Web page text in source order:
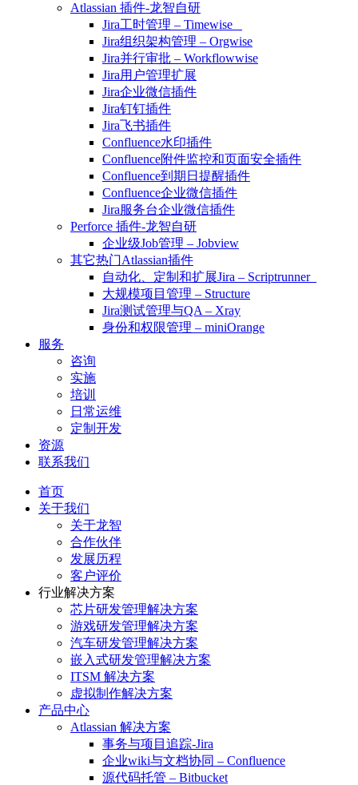
Atlassian 插件-龙智自研
Jira工时管理 – Timewise
Jira组织架构管理 – Orgwise
Jira并行审批 – Workflowwise
Jira用户管理扩展
Jira企业微信插件
Jira钉钉插件
Jira飞书插件
Confluence水印插件
Confluence附件监控和页面安全插件
Confluence到期日提醒插件
Confluence企业微信插件
Jira服务台企业微信插件
Perforce 插件-龙智自研
企业级Job管理 – Jobview
其它热门Atlassian插件
自动化、定制和扩展Jira – Scriptrunner
大规模项目管理 – Structure
Jira测试管理与QA – Xray
身份和权限管理 – miniOrange
服务
咨询
实施
培训
日常运维
定制开发
资源
联系我们
首页
关于我们
关于龙智
合作伙伴
发展历程
客户评价
行业解决方案
芯片研发管理解决方案
游戏研发管理解决方案
汽车研发管理解决方案
嵌入式研发管理解决方案
ITSM 解决方案
虚拟制作解决方案
产品中心
Atlassian 解决方案
事务与项目追踪-Jira
企业wiki与文档协同 – Confluence
源代码托管 – Bitbucket